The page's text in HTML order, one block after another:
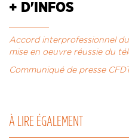
+ D'INFOS
Accord interprofessionnel
mise en oeuvre réussie du
Communiqué de presse
À LIRE ÉGALEMENT